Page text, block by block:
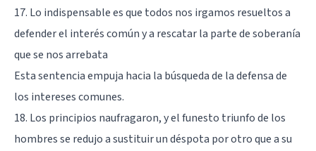
17. Lo indispensable es que todos nos irgamos resueltos a
defender el interés común y a rescatar la parte de soberanía
que se nos arrebata
Esta sentencia empuja hacia la búsqueda de la defensa de
los intereses comunes.
18. Los principios naufragaron, y el funesto triunfo de los
hombres se redujo a sustituir un déspota por otro que a su